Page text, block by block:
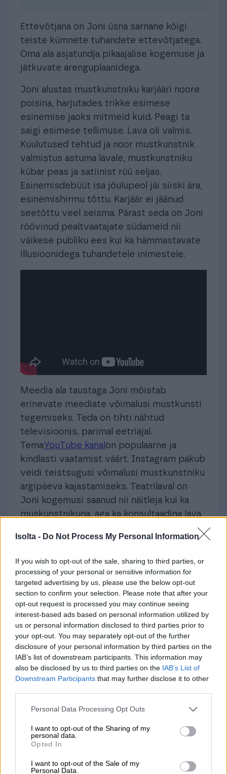
Isolta - Do Not Process My Personal Information
If you wish to opt-out of the sale, sharing to third parties, or
processing of your personal or sensitive information for
targeted advertising by us, please use the below opt-out
section to confirm your selection. Please note that after your
opt-out request is processed you may continue seeing
interest-based ads based on personal information utilized by
us or personal information disclosed to third parties prior to
your opt-out. You may separately opt-out of the further
disclosure of your personal information by third parties on the
IAB’s list of downstream participants. This information may
also be disclosed by us to third parties on the IAB’s List of
Downstream Participants that may further disclose it to other
Please note that this website/app uses one or more Google
not limited to your visit or usage behaviour. You may click to
grant or deny consent to Google and its third-party tags to
use your data for below specified purposes in below Google
consent section.
Personal Data Processing Opt Outs
I want to opt-out of the Sharing of my
personal data.
Opted In
I want to opt-out of the Sale of my
Personal Data.
Ettevõtjana on Joni üsna sarnane kõigi
teiste kümnete tuhandete ettevõtjatega.
Oma ala asjatundja pikaajalise kogemuse ja
jätkuvate arenguplaanidega.
Joni alustas mustkunstniku karjääri noore
poisina, harjutades trikke esimese
esinemise jaoks mitmeid kuid. Peagi ta
saigi esimese tellimuse. Lava oli valmis.
Kuulutused tehtud ja noor mustkunstnik
valmistus astuma lavale, mustkunstniku
kübar peas ja satiinist rüü seljas.
Esinemisdebüüt isa jõulupeol jäi siiski ära,
esinemishirmu tõttu. Karjäär ei jäänud
seetõttu veel seisma. Pärast seda on Joni
röövinud pealtvaatajate südameid nii
väikese publiku ees kui ka hämmastavate
illusioonidega tuhandetele inimestele.
Meedia ala taustaga Joni mõistab
erinevate meediate võimalusi mustkunsti
tegemiseks. Teda on tihti nähtud
televisioonis, parimal eetriajal.
TemaYouTube kanal on populaarne ja
kindlasti vaatamist väärt. Instagram pakub
veidi teistsugusi võimalusi mustkunstniku
argipäeva kajastamiseks. Teatrilaval on
Joni kogemusi saanud nii näitleja kui ka
muskunstnikuna, aga ka konsultaadina lava
kaduma ka kuulsa Soome bändi, Haloo
pausi. Mustkunstniku oskustega on
võimalik läbi viia suuri etendusi suurtel
lavadel. Aga kuidas see raadios
õnnestuks? Joni arvab, et hästi.
Ettevõtluse
administratiive pool